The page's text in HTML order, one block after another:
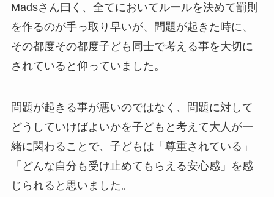
Madsさん曰く、全てにおいてルールを決めて罰則
を作るのが手っ取り早いが、問題が起きた時に、
その都度その都度子ども同士で考える事を大切に
されていると仰っていました。
問題が起きる事が悪いのではなく、問題に対して
どうしていけばよいかを子どもと考えて大人が一
緒に関わることで、子どもは「尊重されている」
「どんな自分も受け止めてもらえる安心感」を感
じられると思いました。